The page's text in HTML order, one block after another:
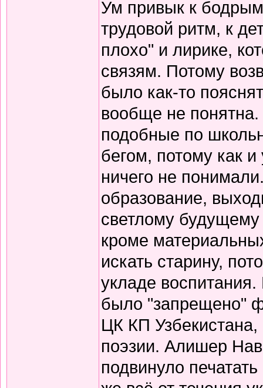
Ум привык к
трудовой ритм, к
плохо" и лирике,
связям. Потому
было как-то
вообще не
подобные по
бегом, потому как
ничего не
образование,
светлому
кроме
искать старину,
укладе воспитания.
было "запрещено"
ЦК КП
поэзии. Алишер
подвинуло